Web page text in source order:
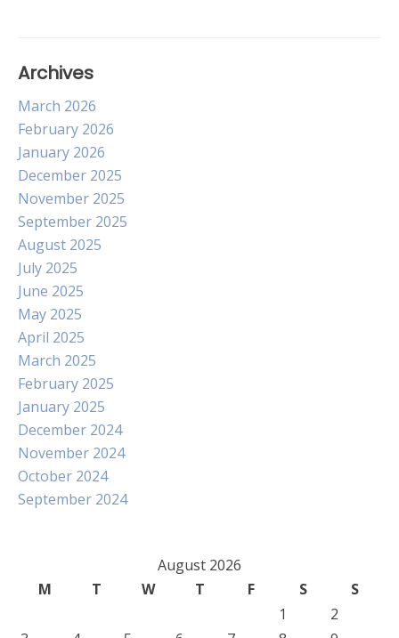
Archives
March 2026
February 2026
January 2026
December 2025
November 2025
September 2025
August 2025
July 2025
June 2025
May 2025
April 2025
March 2025
February 2025
January 2025
December 2024
November 2024
October 2024
September 2024
August 2026
M
T W T F S
S
1
2